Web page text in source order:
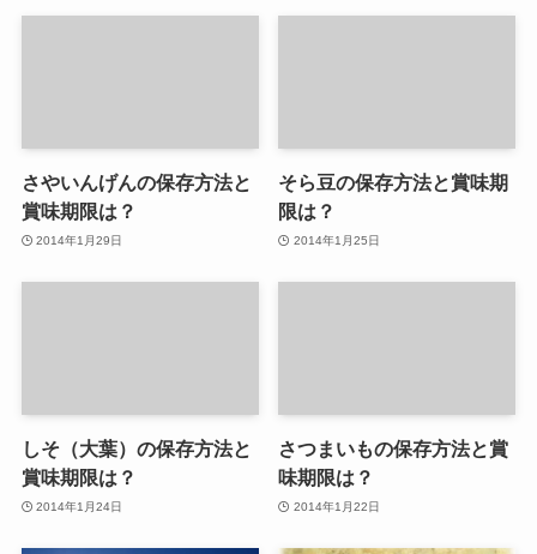
さやいんげんの保存方法と
賞味期限は？
2014年1月29日
そら豆の保存方法と賞味期
限は？
2014年1月25日
しそ（大葉）の保存方法と
賞味期限は？
2014年1月24日
さつまいもの保存方法と賞
味期限は？
2014年1月22日